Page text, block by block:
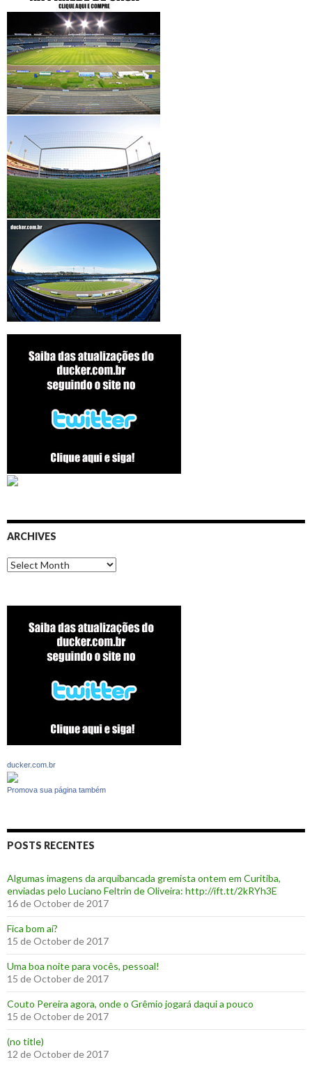
ARCHIVES
Archives
ducker.com.br
Promova sua página também
POSTS RECENTES
Algumas imagens da arquibancada gremista ontem em Curitiba,
enviadas pelo Luciano Feltrin de Oliveira: http://ift.tt/2kRYh3E
16 de October de 2017
‪Fica bom aí?‬
15 de October de 2017
Uma boa noite para vocês, pessoal!
15 de October de 2017
‪Couto Pereira agora, onde o Grêmio jogará daqui a pouco ‬
15 de October de 2017
(no title)
12 de October de 2017